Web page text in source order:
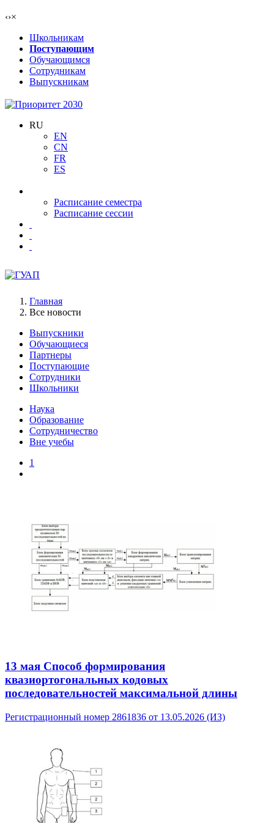
‹›×
Школьникам
Поступающим
Обучающимся
Сотрудникам
Выпускникам
RU
EN
CN
FR
ES
Расписание семестра
Расписание сессии
Главная
Все новости
Выпускники
Обучающиеся
Партнеры
Поступающие
Сотрудники
Школьники
Наука
Образование
Сотрудничество
Вне учебы
1
13 мая Способ формирования
квазиортогональных кодовых
последовательностей максимальной длины
Регистрационный номер 2861836 от 13.05.2026 (ИЗ)